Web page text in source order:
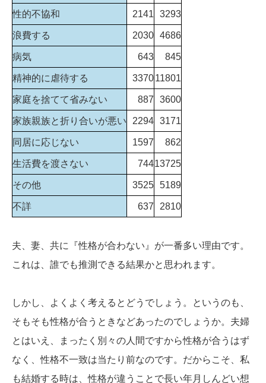
性的不協和 2141 3293
浪費する 2030 4686
病気 643 845
精神的に虐待する 337011801
家庭を捨てて省みない 887 3600
家族親族と折り合いが悪い 2294 3171
同居に応じない 1597 862
生活費を渡さない 74413725
その他 3525 5189
不詳 637 2810
夫、妻、共に『性格が合わない』が一番多い理由です。
これは、誰でも推測できる結果かと思われます。
しかし、よくよく考えるとどうでしょう。というのも、
そもそも性格が合うときなどあったのでしょうか。夫婦
とはいえ、まったく別々の人間ですから性格が合うはず
なく、性格不一致は当たり前なのです。だからこそ、私
も結婚する時は、性格が違うことで長い年月しんどい想